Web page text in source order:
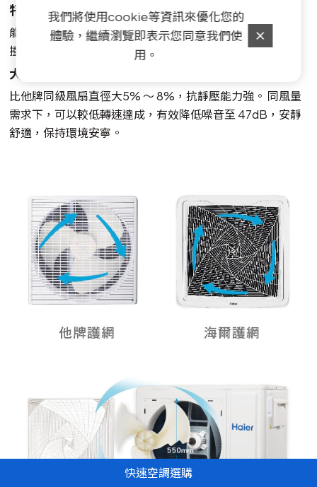
特殊風扇護網設計
能快速揚風導流， 高效排出熱風造型 美觀大方，堅固耐
撞。
大直徑5 5 0 m m 軸流扇( 以7 . 1 K W 為例)
比他牌同級風扇直徑大5% ～ 8%，抗靜壓能力強。 同風量
需求下，可以較低轉速達成，有效降低噪音至 47dB，安靜
舒適，保持環境安寧。
快速空調選購
我們將使用cookie等資訊來優化您的
體驗，繼續瀏覽即表示您同意我們使
用。